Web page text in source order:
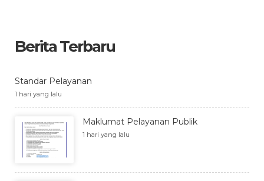
Berita Terbaru
Standar Pelayanan
1 hari yang lalu
Maklumat Pelayanan Publik
1 hari yang lalu